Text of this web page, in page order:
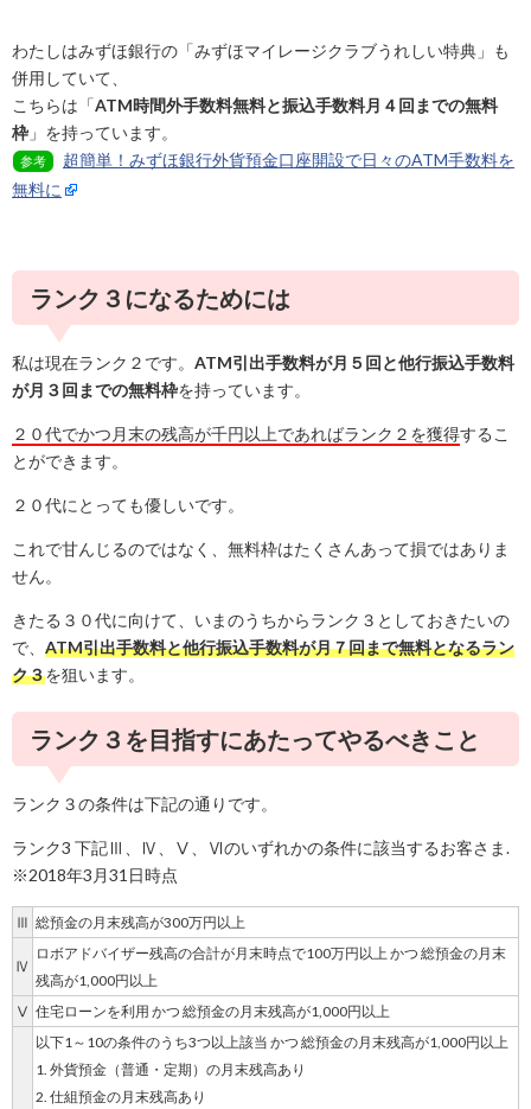
わたしはみずほ銀行の「みずほマイレージクラブうれしい特典」も
併用していて、
こちらは「ATM時間外手数料無料と振込手数料月４回までの無料
枠 」を持っています。
参考
超簡単！みずほ銀行外貨預金口座開設で日々のATM手数料を
無料に
ランク３になるためには
私は現在ランク２です。 ATM引出手数料が月５回と他行振込手数料
が月３回までの無料枠を持っています。
２０代でかつ月末の残高が千円以上であればランク２を獲得するこ
とができます。
２０代にとっても優しいです。
これで甘んじるのではなく、無料枠はたくさんあって損ではありま
せん。
きたる３０代に向けて、いまのうちからランク３としておきたいの
で、 ATM引出手数料と他行振込手数料が月７回まで無料となるラン
ク３を狙います。
ランク３を目指すにあたってやるべきこと
ランク３の条件は下記の通りです。
ランク3 下記Ⅲ、Ⅳ、Ⅴ、Ⅵのいずれかの条件に該当するお客さま.
※2018年3月31日時点
Ⅲ 総預金の月末残高が300万円以上
Ⅳ
ロボアドバイザー残高の合計が月末時点で100万円以上 かつ 総預金の月末
残高が1,000円以上
Ⅴ 住宅ローンを利用 かつ 総預金の月末残高が1,000円以上
以下1～10の条件のうち3つ以上該当 かつ 総預金の月末残高が1,000円以上
1. 外貨預金（普通・定期）の月末残高あり
2. 仕組預金の月末残高あり